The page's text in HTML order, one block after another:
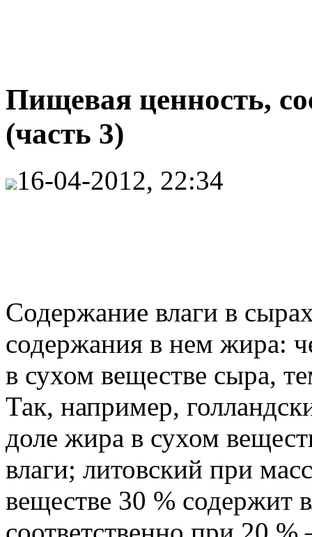
Пищевая ценность,
(часть 3)
16-04-2012, 22:34
Содержание влаги в
содержания в нем жира:
в сухом веществе сыра,
Так, например,
доле жира в сухом
влаги; литовский при
веществе 30 % содержит